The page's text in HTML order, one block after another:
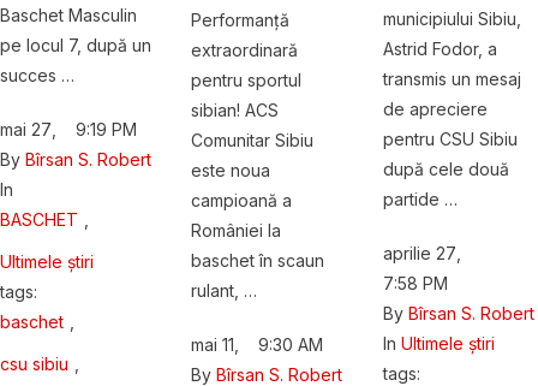
Baschet Masculin
pe locul 7, după un
succes …
mai 27
9:19 PM
By Bîrsan S. Robert
In
BASCHET
Ultimele știri
tags:
baschet
csu sibiu
Performanță
extraordinară
pentru sportul
sibian! ACS
Comunitar Sibiu
este noua
campioană a
României la
baschet în scaun
rulant, …
mai 11
9:30 AM
By Bîrsan S. Robert
municipiului Sibiu,
Astrid Fodor, a
transmis un mesaj
de apreciere
pentru CSU Sibiu
după cele două
partide …
aprilie 27
7:58 PM
By Bîrsan S. Robert
In Ultimele știri
tags: